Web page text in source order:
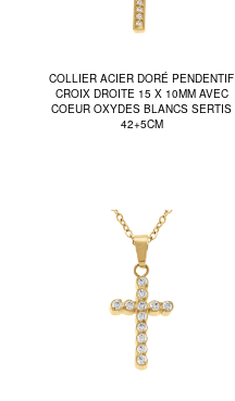
COLLIER ACIER DORÉ PENDENTIF
CROIX DROITE 15 X 10MM AVEC
COEUR OXYDES BLANCS SERTIS
42+5CM